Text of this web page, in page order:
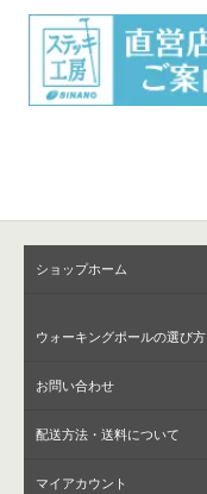
ショップホーム
ウォーキングポールの選び方
お問い合わせ
配送方法・送料について
マイアカウント